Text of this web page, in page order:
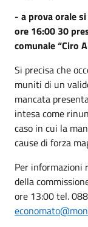
- a prova orale
ore 16:00 30
comunale “Ciro
Si precisa che
muniti di un
mancata
intesa come
caso in cui la
cause di forza
Per informazioni
della
ore 13:00 tel.